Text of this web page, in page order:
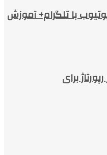
از یوتیوب با تلگرام+ آموزش
برای